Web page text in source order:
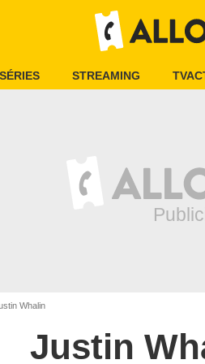
SÉRIES STREAMING
Whalin
Justin